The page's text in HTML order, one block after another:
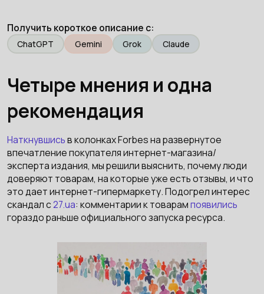
Получить короткое описание с:
ChatGPT Gemini Grok Claude
Четыре мнения и одна
рекомендация
Наткнувшисьв колонках Forbes на развернутое
впечатление покупателя интернет-магазина/
эксперта издания, мы решили выяснить, почему люди
доверяют товарам, на которые уже есть отзывы, и что
это дает интернет-гипермаркету. Подогрел интерес
скандал с27.ua: комментарии к товарампоявились
гораздо раньше официального запуска ресурса.